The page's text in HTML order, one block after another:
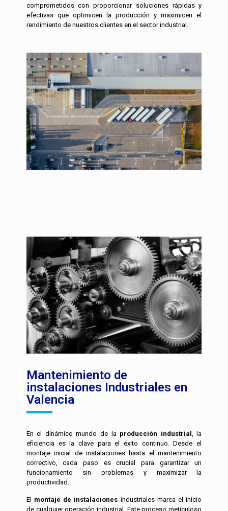
comprometidos con proporcionar soluciones rápidas y
efectivas que optimicen la producción y maximicen el
rendimiento de nuestros clientes en el sector industrial.
Mantenimiento de
instalaciones Industriales en
Valencia
En el dinámico mundo de la producción industrial , la
eficiencia es la clave para el éxito continuo. Desde el
montaje inicial de instalaciones hasta el mantenimiento
correctivo, cada paso es crucial para garantizar un
funcionamiento sin problemas y maximizar la
productividad.
El montaje de instalaciones industriales marca el inicio
de cualquier operación industrial. Este proceso meticuloso